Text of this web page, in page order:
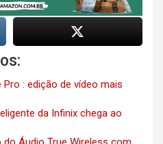
: edição de vídeo mais
da Infinix chega ao